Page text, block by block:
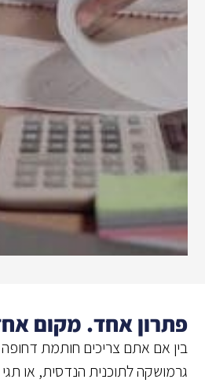
פתרון אחד. מקום
בין אם אתם צריכים חותמת
גרמושקה לתוכנית הנדסית, או